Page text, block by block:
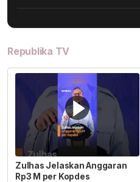
Republika TV
Zulhas Jelaskan Anggaran
Rp3 M per Kopdes